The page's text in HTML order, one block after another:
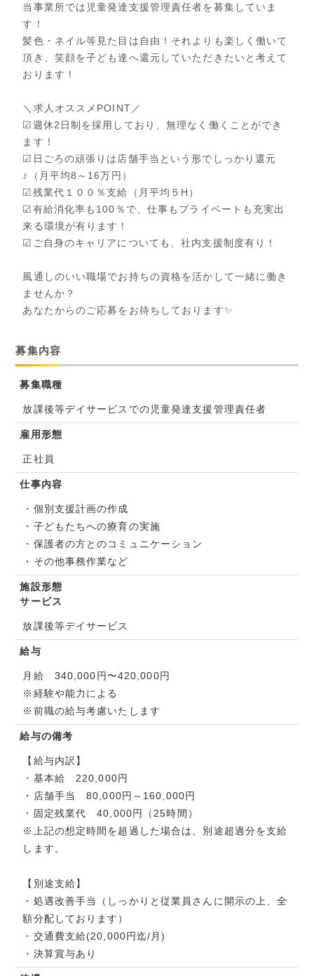
当事業所では児童発達支援管理責任者を募集していま
す！
髪色・ネイル等見た目は自由！それよりも楽しく働いて
頂き、笑顔を子ども達へ還元していただきたいと考えて
おります！
＼求人オススメPOINT／
☑週休2日制を採用しており、無理なく働くことができ
ます！
☑日ごろの頑張りは店舗手当という形でしっかり還元
♪（月平均8～16万円）
☑残業代１００％支給（月平均５H）
☑有給消化率も100％で、仕事もプライベートも充実出
来る環境が有ります！
☑ご自身のキャリアについても、社内支援制度有り！
風通しのいい職場でお持ちの資格を活かして一緒に働き
ませんか？
あなたからのご応募をお待ちしております✨
募集内容
募集職種
放課後等デイサービスでの児童発達支援管理責任者
雇用形態
正社員
仕事内容
・個別支援計画の作成
・子どもたちへの療育の実施
・保護者の方とのコミュニケーション
・その他事務作業など
施設形態
サービス
放課後等デイサービス
給与
月給 340,000円〜420,000円
※経験や能力による
※前職の給与考慮いたします
給与の備考
【給与内訳】
・基本給 220,000円
・店舗手当 80,000円～160,000円
・固定残業代 40,000円（25時間）
※上記の想定時間を超過した場合は、別途超過分を支給
します。
【別途支給】
・処遇改善手当（しっかりと従業員さんに開示の上、全
額分配しております）
・交通費支給(20,000円迄/月)
・決算賞与あり